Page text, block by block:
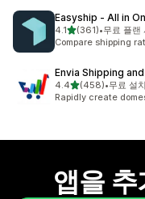
Easyship ‑ All in
4.1별 5개 중
(361)
총 리뷰 361개
•무료 플랜
Compare shipping
Envia Shipping
4.4별 5개 중
(458)
총 리뷰 458개
•무료 설치
Rapidly create
앱을